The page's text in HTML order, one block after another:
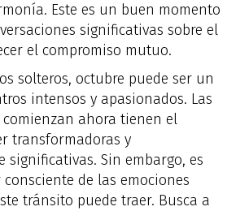
Este es un buen momento
significativas sobre el
el compromiso mutuo.
solteros, octubre puede ser un
intensos y apasionados. Las
ahora tienen el
transformadoras y
significativas. Sin embargo, es
de las emociones
tránsito puede traer. Busca a